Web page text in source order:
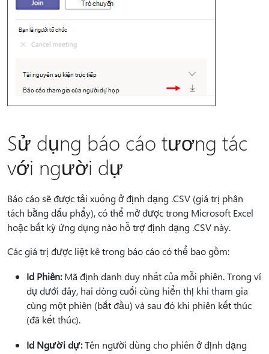
Sử dụng báo cáo tương tác
với người dự
Báo cáo sẽ được tải xuống ở định dạng .CSV (giá trị phân
tách bằng dấu phẩy), có thể mở được trong Microsoft Excel
hoặc bất kỳ ứng dụng nào hỗ trợ định dạng .CSV này.
Các giá trị được liệt kê trong báo cáo có thể bao gồm:
Id Phiên:Mã định danh duy nhất của mỗi phiên. Trong ví
dụ dưới đây, hai dòng cuối cùng hiển thị khi tham gia
cùng một phiên (bắt đầu) và sau đó khi phiên kết thúc
(đã kết thúc).
Id Người dự:Tên người dùng cho phiên ở định dạng